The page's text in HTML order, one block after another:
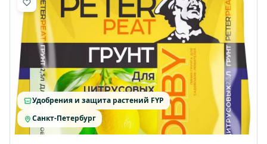
Удобрения и защита растений FYP
Санкт-Петербург